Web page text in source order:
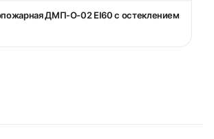
ДМП-О-02 EI60 с остеклением